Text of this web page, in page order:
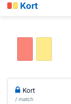
Kort
Kort
/ match